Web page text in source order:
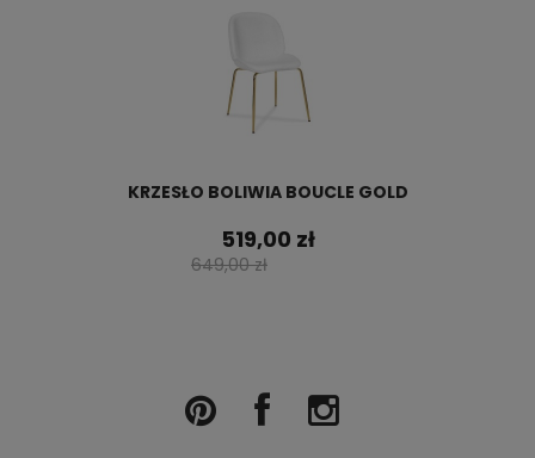
KRZESŁO BOLIWIA BOUCLE GOLD
519,00 zł
649,00 zł